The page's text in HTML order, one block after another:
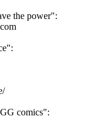
the power":
comics":